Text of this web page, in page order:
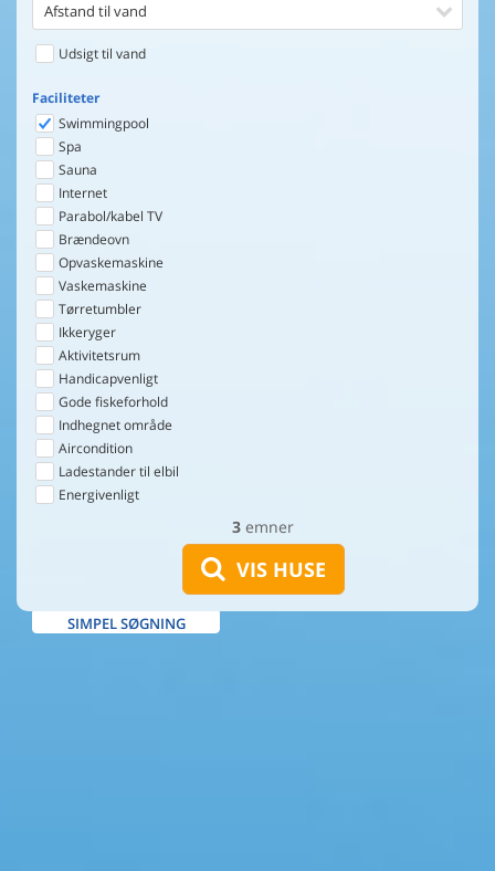
3 emner
VIS HUSE
Afstand til vand
Udsigt til vand
Faciliteter
Swimmingpool
Spa
Sauna
Internet
Parabol/kabel TV
Brændeovn
Opvaskemaskine
Vaskemaskine
Tørretumbler
Ikkeryger
Aktivitetsrum
Handicapvenligt
Gode fiskeforhold
Indhegnet område
Aircondition
Ladestander til elbil
Energivenligt
SIMPEL SØGNING